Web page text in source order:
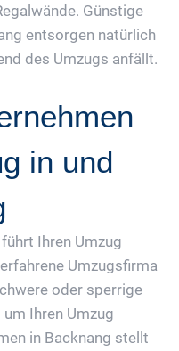
Günstige
entsorgen natürlich
des Umzugs anfällt.
in und
Ihren Umzug
Umzugsfirma
oder sperrige
Ihren Umzug
in Backnang stellt